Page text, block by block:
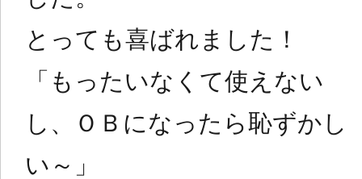
とっても喜ばれました！
「もったいなくて使えない
し、ＯＢになったら恥ずかし
い～」